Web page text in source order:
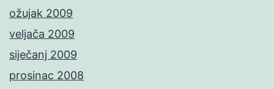
ožujak 2009
veljača 2009
siječanj 2009
prosinac 2008